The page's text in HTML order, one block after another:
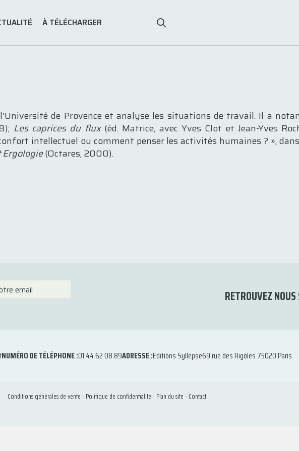
À TÉLÉCHARGER
de Provence et analyse les situations de travail. Il a
Les caprices du flux (éd. Matrice, avec Yves Clot et Jean-Yves
intellectuel ou comment penser les activités humaines ? »,
(Octares, 2000).
RETROUVEZ
NUMÉRO DE TÉLÉPHONE :01 44 62 08 89ADRESSE :Editions Syllepse69 rue des Rigoles 75020 Paris
Conditions générales de vente-Politique de confidentialité-Plan du site-Contact